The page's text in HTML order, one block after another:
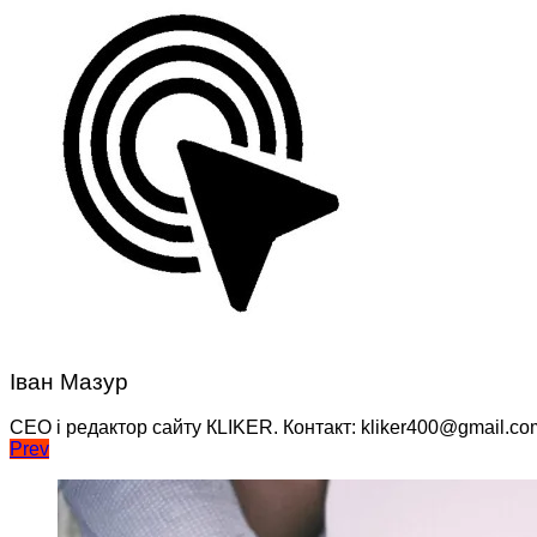
Іван Мазур
CEO і редактор сайту КLIKER. Контакт:
Навігація
записів
Prev